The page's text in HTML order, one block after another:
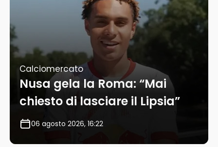
Calciomercato
Nusa gela la Roma: “Mai
chiesto di lasciare il Lipsia”
06 agosto 2026, 16:22